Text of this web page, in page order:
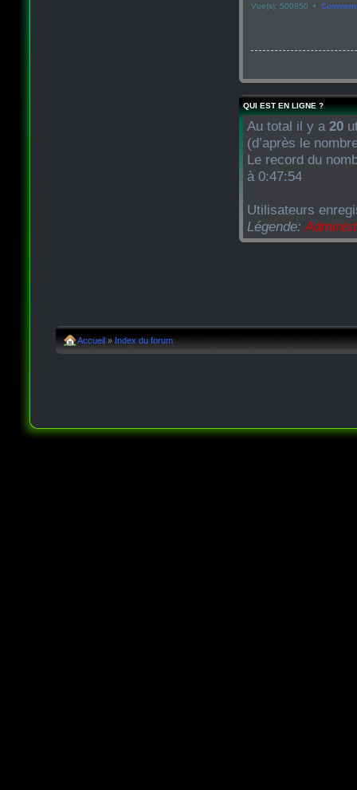
Vue(s): 500850 •
QUI EST EN LIGNE ?
Au total il y a 20
(d’après le
Le record du
à 0:47:54
Utilisateurs
Légende:
Accueil » Index du forum